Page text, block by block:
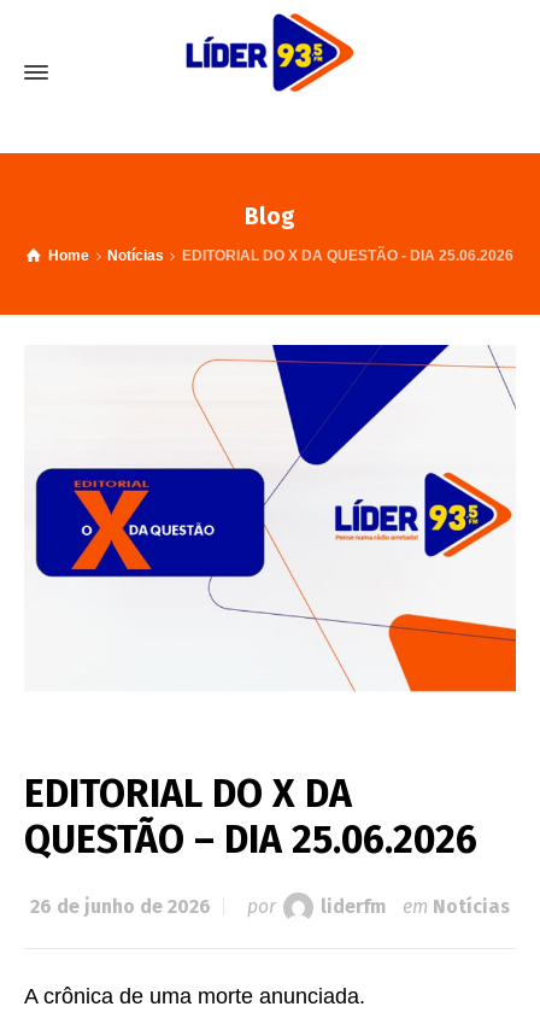
Blog
Home Notícias EDITORIAL DO X DA QUESTÃO - DIA 25.06.2026
EDITORIAL DO X DA
QUESTÃO – DIA 25.06.2026
26 de junho de 2026 por liderfm em Notícias
A crônica de uma morte anunciada.